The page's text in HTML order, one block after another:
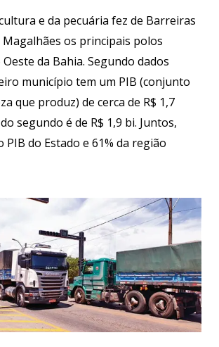
e da pecuária fez de Barreiras
Magalhães os principais polos
da Bahia. Segundo dados
município tem um PIB (conjunto
que produz) de cerca de R$ 1,7
segundo é de R$ 1,9 bi. Juntos,
PIB do Estado e 61% da região